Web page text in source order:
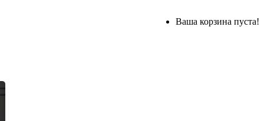
Ваша корзина пуста!